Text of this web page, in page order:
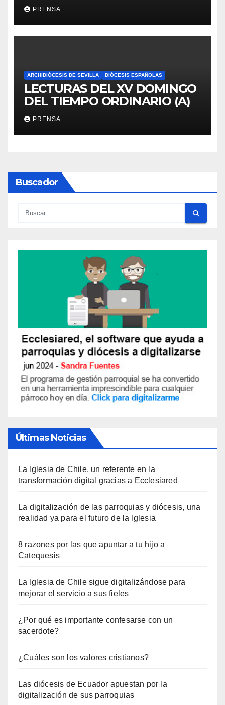
PRENSA
ARCHIDIÓCESIS DE SEVILLA DIÓCESIS ESPAÑOLAS
LECTURAS DEL XV DOMINGO
DEL TIEMPO ORDINARIO (A)
PRENSA
Buscador
Últimas Noticias
La Iglesia de Chile, un referente en la
transformación digital gracias a Ecclesiared
La digitalización de las parroquias y diócesis, una
realidad ya para el futuro de la Iglesia
8 razones por las que apuntar a tu hijo a
Catequesis
La Iglesia de Chile sigue digitalizándose para
mejorar el servicio a sus fieles
¿Por qué es importante confesarse con un
sacerdote?
¿Cuáles son los valores cristianos?
Las diócesis de Ecuador apuestan por la
digitalización de sus parroquias